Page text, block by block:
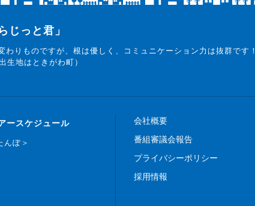
じっと君」
わりものですが、根は優しく、コミュニケーション力は抜群です！
生地はときがわ町）
ースケジュール
んぽ＞
会社概要
番組審議会報告
プライバシーポリシー
採用情報